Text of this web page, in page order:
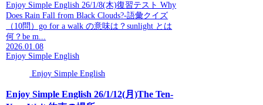
Enjoy Simple English 26/1/8(木)復習テスト Why
Does Rain Fall from Black Clouds?-語彙クイズ
（10問）go for a walk の意味は？sunlight とは
何？be m...
2026.01.08
Enjoy Simple English
Enjoy Simple English
Enjoy Simple English 26/1/12(月)The Ten-